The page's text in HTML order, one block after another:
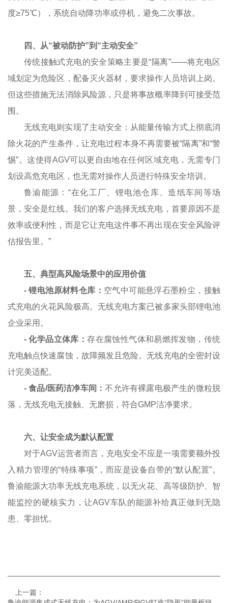
度≥75℃），系统自动降功率或停机，避免二次事故。
四、从“被动防护”到“主动安全”
传统接触式充电的安全策略主要是“隔离”——将充电区
域划定为危险区，配备灭火器材，要求操作人员培训上岗。
但这些措施无法消除风险源，只是将事故概率降到可接受范
围。
无线充电则实现了主动安全：从能量传输方式上彻底消
除火花的产生条件，让充电过程本身不再需要被“隔离”和“警
惕”。这使得AGV可以更自由地在任何区域充电，无需专门
划设高危充电区，也无需对操作人员进行特殊安全培训。
鲁渝能源：“在化工厂、锂电池仓库、造纸车间等场
景，安全是红线。我们的客户选择无线充电，首要原因不是
效率或便利性，而是它让充电这件事不再出现在安全风险评
估报告里。”
五、典型高风险场景中的应用价值
-锂电池原材料仓库： 空气中可能悬浮石墨粉尘，接触
式充电的火花风险极高。无线充电方案已被多家头部锂电池
企业采用。
-化学品立体库：存在腐蚀性气体和易燃挥发物，传统
充电触点快速腐蚀，故障频发且危险。无线充电的全密封设
计完美适配。
-食品/医药洁净车间：不允许有裸露电极产生的微粒脱
落，无线充电无接触、无磨损，符合GMP洁净要求。
六、让安全成为默认配置
对于AGV运营者而言，充电安全不应是一项需要额外投
入精力管理的“特殊事项”，而应是设备自带的“默认配置”。
鲁渝能源大功率无线充电系统，以无火花、高等级防护、智
能监控的硬核实力，让AGV车队的能源补给真正做到无隐
患、零担忧。
上一篇：